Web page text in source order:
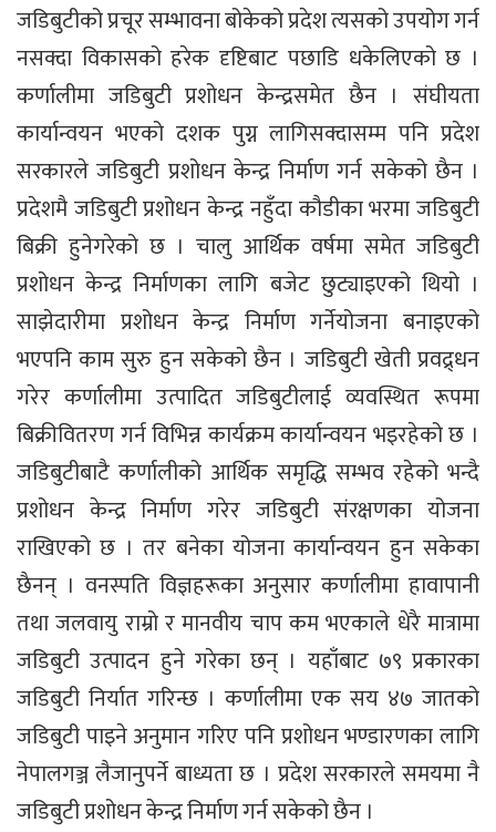
जडिबुटीको प्रचूर सम्भावना बोकेको प्रदेश त्यसको उपयोग गर्न
नसक्दा विकासको हरेक दृष्टिबाट पछाडि धकेलिएको छ ।
कर्णालीमा जडिबुटी प्रशोधन केन्द्रसमेत छैन । संघीयता
कार्यान्वयन भएको दशक पुग्न लागिसक्दासम्म पनि प्रदेश
सरकारले जडिबुटी प्रशोधन केन्द्र निर्माण गर्न सकेको छैन ।
प्रदेशमै जडिबुटी प्रशोधन केन्द्र नहुँदा कौडीका भरमा जडिबुटी
बिक्री हुनेगरेको छ । चालु आर्थिक वर्षमा समेत जडिबुटी
प्रशोधन केन्द्र निर्माणका लागि बजेट छुट्याइएको थियो ।
साझेदारीमा प्रशोधन केन्द्र निर्माण गर्नेयोजना बनाइएको
भएपनि काम सुरु हुन सकेको छैन । जडिबुटी खेती प्रवद्र्धन
गरेर कर्णालीमा उत्पादित जडिबुटीलाई व्यवस्थित रूपमा
बिक्रीवितरण गर्न विभिन्न कार्यक्रम कार्यान्वयन भइरहेको छ ।
जडिबुटीबाटै कर्णालीको आर्थिक समृद्धि सम्भव रहेको भन्दै
प्रशोधन केन्द्र निर्माण गरेर जडिबुटी संरक्षणका योजना
राखिएको छ । तर बनेका योजना कार्यान्वयन हुन सकेका
छैनन् । वनस्पति विज्ञहरूका अनुसार कर्णालीमा हावापानी
तथा जलवायु राम्रो र मानवीय चाप कम भएकाले धेरै मात्रामा
जडिबुटी उत्पादन हुने गरेका छन् । यहाँबाट ७९ प्रकारका
जडिबुटी निर्यात गरिन्छ । कर्णालीमा एक सय ४७ जातको
जडिबुटी पाइने अनुमान गरिए पनि प्रशोधन भण्डारणका लागि
नेपालगञ्ज लैजानुपर्ने बाध्यता छ । प्रदेश सरकारले समयमा नै
जडिबुटी प्रशोधन केन्द्र निर्माण गर्न सकेको छैन ।